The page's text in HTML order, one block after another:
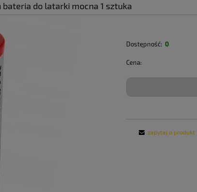
do latarki mocna 1 sztuka
Dostępność: 0
Cena:
zapytaj o produkt